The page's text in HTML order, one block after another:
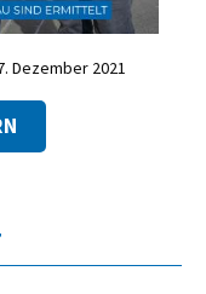
Dezember 2021